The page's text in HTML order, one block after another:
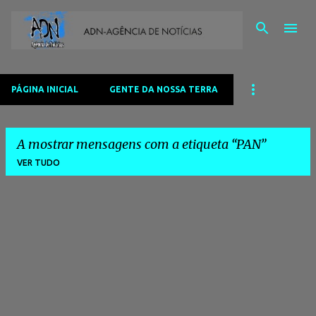
PÁGINA INICIAL GENTE DA NOSSA TERRA
A mostrar mensagens com a etiqueta PAN
VER TUDO